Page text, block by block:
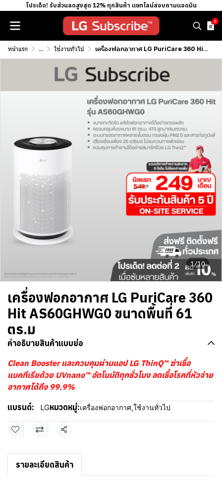
โปรเด็ด! รับส่วนลดสูงสุด 12% ทุกสินค้า แชทไลน์สอบถามแอดมิน
0
หน้าแรก ... ใช้งานทั่วไป เครื่องฟอกอากาศ LG PuriCare 360 Hit AS60GHWG0 ขนาดพื้นที่ 61 ตร.ม
1/10
เครื่องฟอกอากาศ LG PuriCare 360
Hit AS60GHWG0 ขนาดพื้นที่ 61
ตร.ม
คำอธิบายสินค้าแบบย่อ
Clean Booster และควบคุมผ่านแอป LG ThinQ™ ฆ่าเชื้อ
แบคทีเรียด้วย UVnano™ อัตโนมัติทุกชั่วโมง ลดเชื้อโรคที่หัวจ่าย
อากาศได้ถึง 99.9%
แบรนด์: LGหมวดหมู่:เครื่องฟอกอากาศ ใช้งานทั่วไป
แชร์
รายละเอียดสินค้า